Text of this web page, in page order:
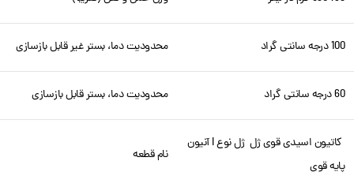
100 درجه سانتی گراد محدودیت دما، بستر غیر قابل بازسازی
60 درجه سانتی گراد محدودیت دما، بستر قابل بازسازی
کاتیون اسیدی قوی ژل ژل نوع I آنیون
پایه قوی
نام قطعه